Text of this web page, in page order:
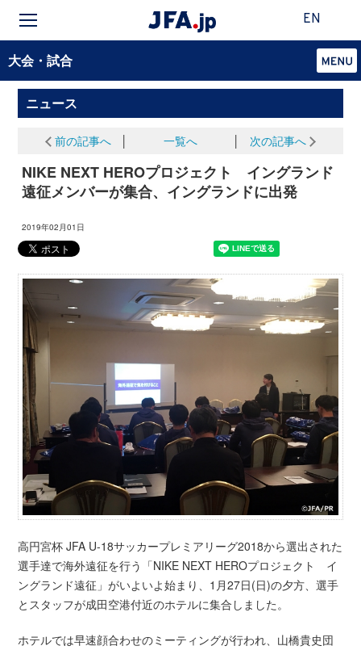
EN
大会・試合
ニュース
前の記事へ 一覧へ 次の記事へ
NIKE NEXT HEROプロジェクト イングランド
遠征メンバーが集合、イングランドに出発
2019年02月01日
高円宮杯 JFA U-18サッカープレミアリーグ2018から選出された
選手達で海外遠征を行う「NIKE NEXT HEROプロジェクト イ
ングランド遠征」がいよいよ始まり、1月27日(日)の夕方、選手
とスタッフが成田空港付近のホテルに集合しました。
ホテルでは早速顔合わせのミーティングが行われ、山橋貴史団